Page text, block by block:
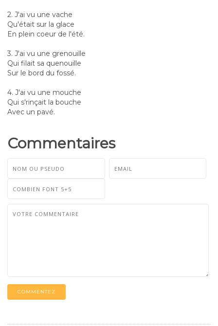
2. J'ai vu une vache
Qu'était sur la glace
En plein coeur de l'été.
3. J'ai vu une grenouille
Qui filait sa quenouille
Sur le bord du fossé.
4. J'ai vu une mouche
Qui s'rinçait la bouche
Avec un pavé.
Commentaires
COMMENTEZ